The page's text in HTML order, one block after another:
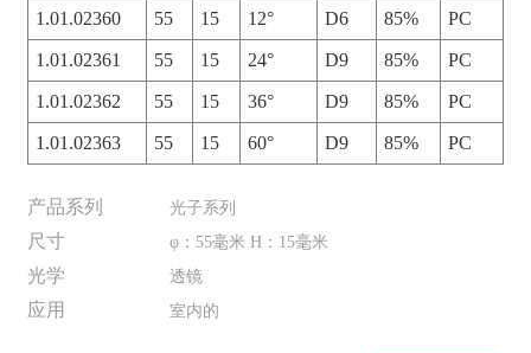
1.01.02360 55 15 12° D6 85% PC
1.01.02361 55 15 24° D9 85% PC
1.01.02362 55 15 36° D9 85% PC
1.01.02363 55 15 60° D9 85% PC
产品系列 光子系列
尺寸 φ：55毫米 H：15毫米
光学 透镜
应用 室内的